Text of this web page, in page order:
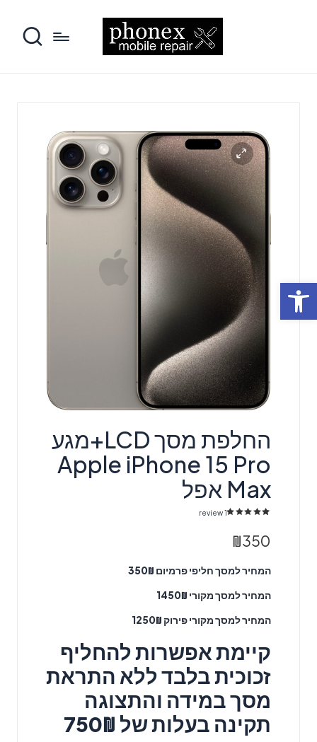
פתח סרגל נגישות
החלפת מסך LCD+מגע
Apple iPhone 15 Pro
Max אפל
1
review
₪350
המחיר למסך חליפי פרמיום 350₪
המחיר למסך מקורי 1450₪
המחיר למסך מקורי פירוק 1250₪
קיימת אפשרות להחליף
זכוכית בלבד ללא התראת
מסך במידה והתצוגה
תקינה בעלות של 750₪